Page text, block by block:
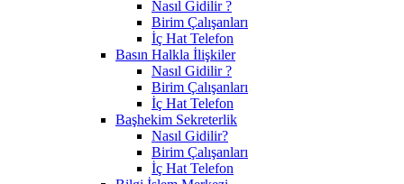
Nasıl Gidilir ?
Birim Çalışanları
İç Hat Telefon
Basın Halkla İlişkiler
Nasıl Gidilir ?
Birim Çalışanları
İç Hat Telefon
Başhekim Sekreterlik
Nasıl Gidilir?
Birim Çalışanları
İç Hat Telefon